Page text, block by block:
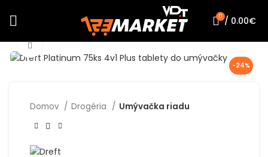
0 / 0.00€
-24%
Domov Drogéria Umývačka riadu